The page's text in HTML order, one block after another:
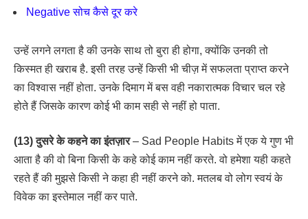
Negative सोच कैसे दूर करे
उन्हें लगने लगता है की उनके साथ तो बुरा ही होगा, क्योंकि उनकी तो
किस्मत ही खराब है. इसी तरह उन्हें किसी भी चीज़ में सफलता प्राप्त करने
का विश्वास नहीं होता. उनके दिमाग में बस वही नकारात्मक विचार चल रहे
होते हैं जिसके कारण कोई भी काम सही से नहीं हो पाता.
(13) दुसरे के कहने का इंतज़ार– Sad People Habits में एक ये गुण भी
आता है की वो बिना किसी के कहे कोई काम नहीं करते. वो हमेशा यही कहते
रहते हैं की मुझसे किसी ने कहा ही नहीं करने को. मतलब वो लोग स्वयं के
विवेक का इस्तेमाल नहीं कर पाते.